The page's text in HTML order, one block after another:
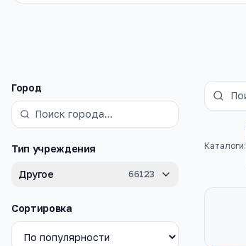
Фильтры
Город
Тип учреждения
Другое 66123
Сортировка
Каталоги: